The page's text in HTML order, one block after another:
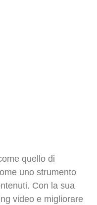
quello di
uno strumento
Con la sua
video e migliorare